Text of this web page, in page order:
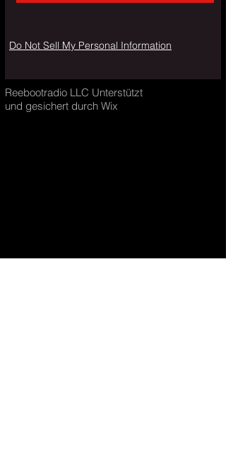
Do Not Sell My Personal Information
Reebootradio LLC Unterstützt
und gesichert durch Wix